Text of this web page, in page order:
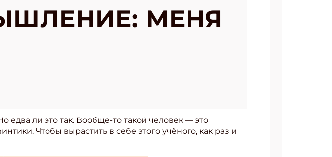
МЕНЯ
едва ли это так. Вообще-то такой человек — это
Чтобы вырастить в себе этого учёного, как раз и